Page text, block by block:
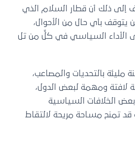
إلى ذلك أن قطار السلام الذي
يتوقف بأي حال من الأحوال،
الأداء السياسي في كلٍّ من تل
مليئة بالتحديات والمصاعب،
لافتة ومهمة لبعض الدول،
الخلافات السياسية
قد تمنح مساحة مريحة لالتقاط